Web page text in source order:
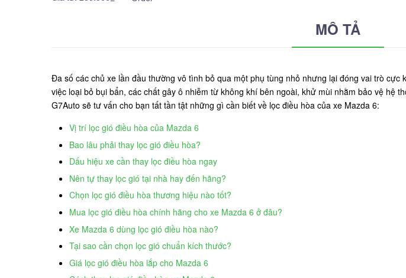
MÔ TẢ
Đa số các chủ xe lần đầu thường vô tình bỏ qua một phụ tùng nhỏ nhưng lại đóng vai trò cực
việc loại bỏ bụi bẩn, các chất gây ô nhiễm từ không khí bên ngoài, khử mùi nhằm bảo vệ hệ
G7Auto sẽ tư vấn cho bạn tất tần tật những gì cần biết về lọc điều hòa của xe Mazda 6:
Vị trí lọc gió điều hòa của Mazda 6
Bao lâu phải thay lọc gió điều hòa?
Dấu hiệu xe cần thay lọc điều hòa ngay
Nên tự thay lọc gió tại nhà hay đến hãng?
Chọn lọc gió điều hòa thương hiệu nào tốt?
Mua lọc gió điều hòa chính hãng cho xe Mazda 6 ở đâu?
Xe Mazda 6 dùng lọc gió điều hòa nào?
Tại sao cần chọn lọc gió chuẩn kích thước?
Giá lọc gió điều hòa lắp cho Mazda 6